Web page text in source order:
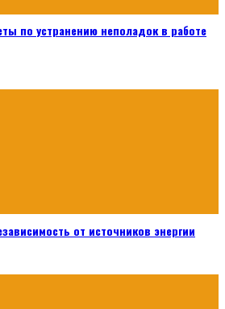
по устранению неполадок в работе
от источников энергии